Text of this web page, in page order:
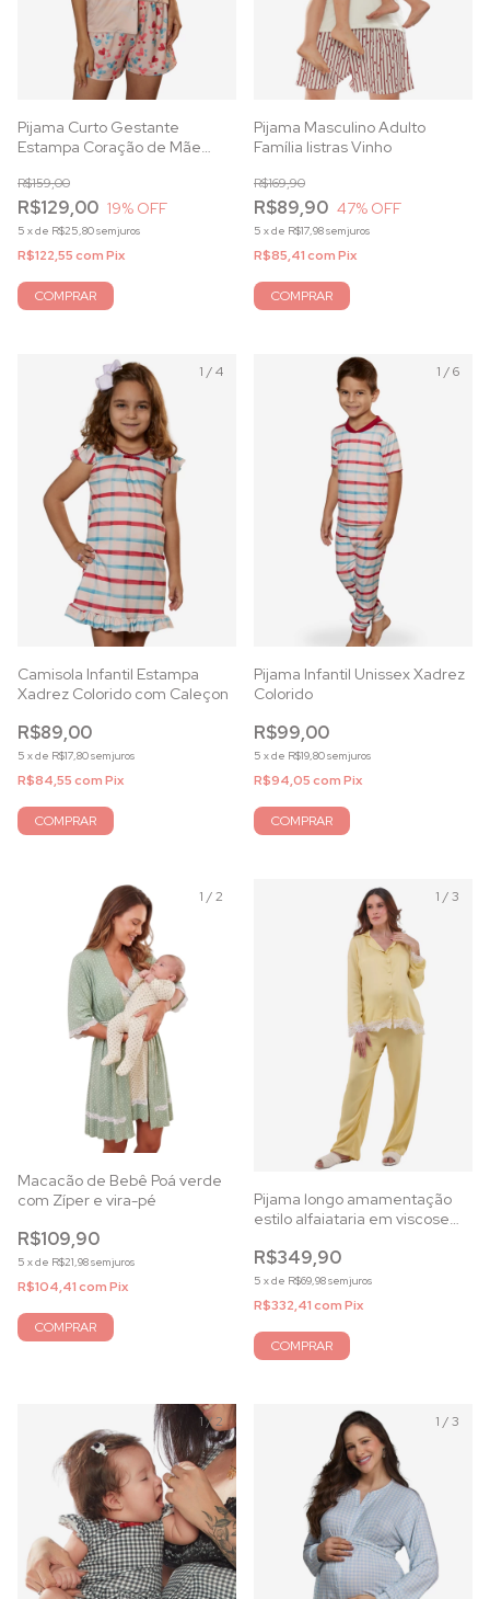
Pijama Curto Gestante
Estampa Coração de Mãe
R$129,00
R$159,00
19% OFF
5 xde R$25,80sem juros
R$122,55comPix
COMPRAR
Pijama Masculino Adulto
Família listras Vinho
R$89,90
R$169,90
47% OFF
5 xde R$17,98sem juros
R$85,41comPix
COMPRAR
1 /4
Camisola Infantil Estampa
Xadrez Colorido com Caleçon
R$89,00
5 xde R$17,80sem juros
R$84,55comPix
COMPRAR
1 /6
Pijama Infantil Unissex Xadrez
Colorido
R$99,00
5 xde R$19,80sem juros
R$94,05comPix
COMPRAR
1 /2
Macacão de Bebê Poá verde
com Zíper e vira-pé
R$109,90
5 xde R$21,98sem juros
R$104,41comPix
COMPRAR
1 /3
Pijama longo amamentação
estilo alfaiataria em viscose
R$349,90
5 xde R$69,98sem juros
R$332,41comPix
COMPRAR
1/2 1 /3